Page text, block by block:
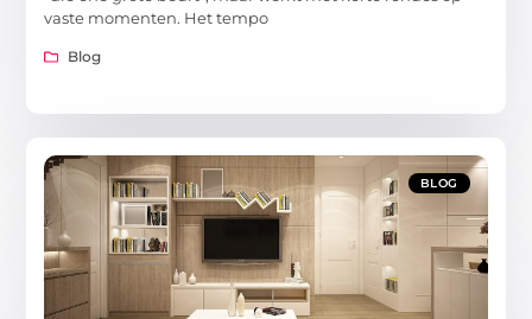
vaste momenten. Het tempo
Blog
BLOG